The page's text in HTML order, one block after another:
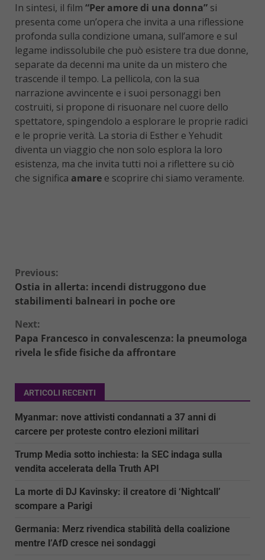
In sintesi, il film “Per amore di una donna” si
presenta come un’opera che invita a una riflessione
profonda sulla condizione umana, sull’amore e sul
legame indissolubile che può esistere tra due donne,
separate da decenni ma unite da un mistero che
trascende il tempo. La pellicola, con la sua
narrazione avvincente e i suoi personaggi ben
costruiti, si propone di risuonare nel cuore dello
spettatore, spingendolo a esplorare le proprie radici
e le proprie verità. La storia di Esther e Yehudit
diventa un viaggio che non solo esplora la loro
esistenza, ma che invita tutti noi a riflettere su ciò
che significa amare e scoprire chi siamo veramente.
Continue
Reading
Previous:
Ostia in allerta: incendi distruggono due
stabilimenti balneari in poche ore
Next:
Papa Francesco in convalescenza: la pneumologa
rivela le sfide fisiche da affrontare
ARTICOLI RECENTI
Myanmar: nove attivisti condannati a 37 anni di
carcere per proteste contro elezioni militari
Trump Media sotto inchiesta: la SEC indaga sulla
vendita accelerata della Truth API
La morte di DJ Kavinsky: il creatore di ‘Nightcall’
scompare a Parigi
Germania: Merz rivendica stabilità della coalizione
mentre l’AfD cresce nei sondaggi